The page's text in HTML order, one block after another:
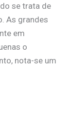
se trata de
As grandes
em
o
nota-se um